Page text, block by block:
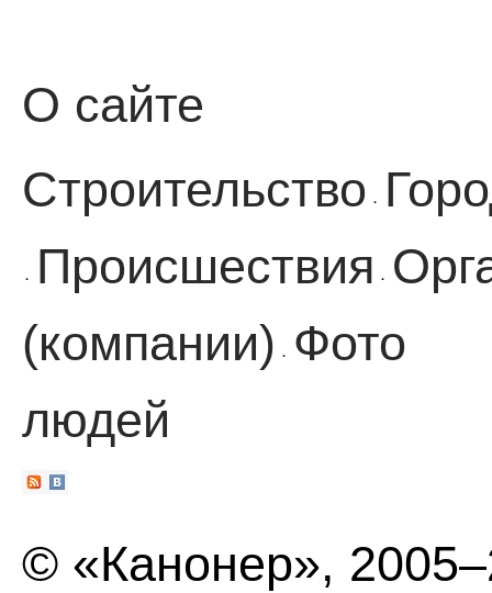
О сайте
Строительство ·
· Происшествия ·
(компании)
·
Фото
людей
© «Канонер»,